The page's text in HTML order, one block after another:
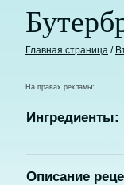
Главная страница /
На правах рекламы:
Ингредиенты:
Описание